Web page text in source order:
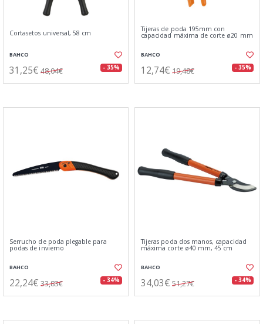
Cortasetos universal, 58 cm
BAHCO
31,25€ 48,04€ - 35%
Tijeras de poda 195mm con
capacidad máxima de corte ø20 mm
BAHCO
12,74€ 19,48€ - 35%
Serrucho de poda plegable para
podas de invierno
BAHCO
22,24€ 33,83€ - 34%
Tijeras poda dos manos, capacidad
máxima corte ø40 mm, 45 cm
BAHCO
34,03€ 51,27€ - 34%